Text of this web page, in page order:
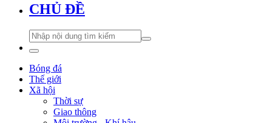
CHỦ ĐỀ
Bóng đá
Thế giới
Xã hội
Thời sự
Giao thông